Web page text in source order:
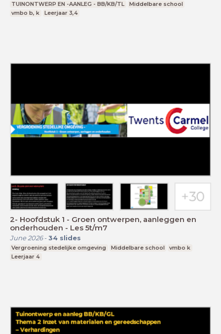
TUINONTWERP EN -AANLEG - BB/KB/TL
Middelbare school
vmbo b, k
Leerjaar 3,4
2- Hoofdstuk 1 - Groen ontwerpen, aanleggen en
onderhouden - Les 5t/m7
June 2026- 34 slides
Vergroening stedelijke omgeving Middelbare school
vmbo k
Leerjaar 4